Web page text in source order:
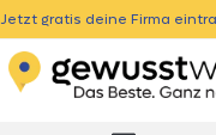
Jetzt gratis deine Firma